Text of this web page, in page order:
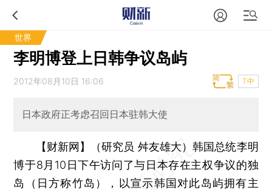
世界
李明博登上日韩争议岛屿
2012年08月10日 16:06 T中
日本政府正考虑召回日本驻韩大使
【财新网】（研究员 舛友雄大）韩国总统李明
博于8月10日下午访问了与日本存在主权争议的独
岛（日方称竹岛），以宣示韩国对此岛屿拥有主